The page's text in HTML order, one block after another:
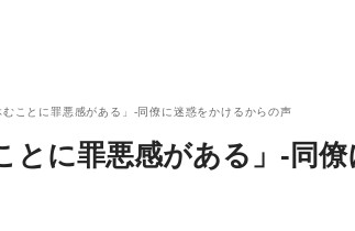
ことに罪悪感がある」‐同僚に迷惑をかけるからの声
とに罪悪感がある」‐同僚